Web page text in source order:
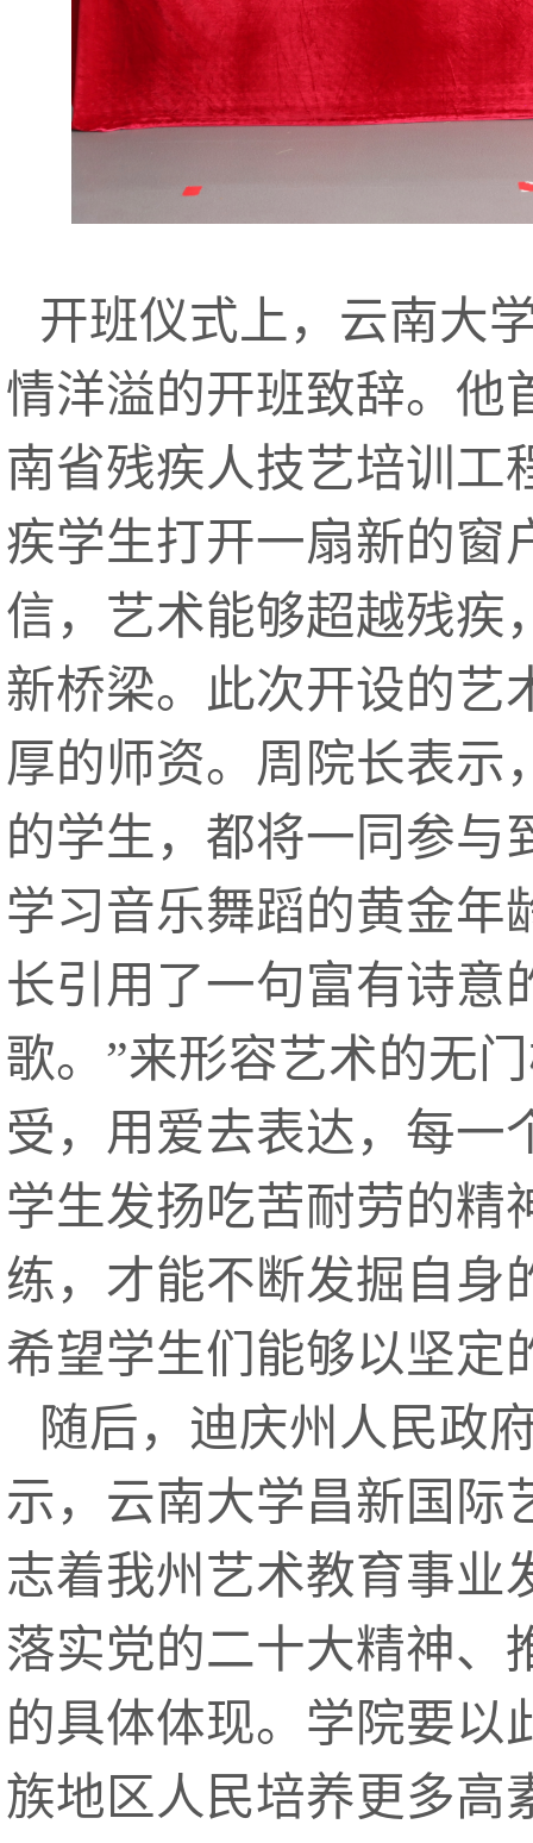
开班仪式上，云南大
情洋溢的开班致辞。他
南省残疾人技艺培训工
疾学生打开一扇新的窗
信，艺术能够超越残疾
新桥梁。此次开设的艺
厚的师资。周院长表示
的学生，都将一同参与
学习音乐舞蹈的黄金年
长引用了一句富有诗意
歌。”来形容艺术的无
受，用爱去表达，每一
学生发扬吃苦耐劳的精
练，才能不断发掘自身
希望学生们能够以坚定
随后，迪庆州人民政
示，云南大学昌新国际
志着我州艺术教育事业
落实党的二十大精神、
的具体体现。学院要以
族地区人民培养更多高